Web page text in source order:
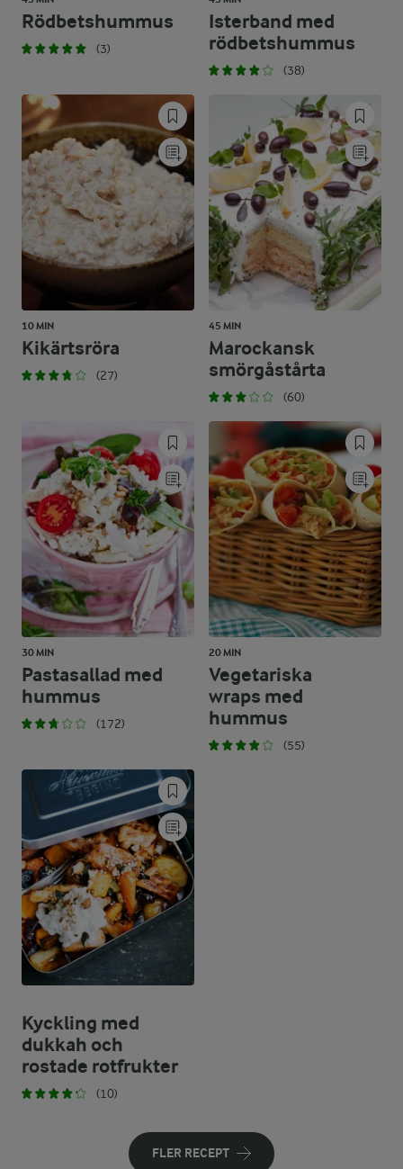
Rödbetshummus
(3)
Isterband med
rödbetshummus
(38)
10 MIN
Kikärtsröra
(27)
45 MIN
Marockansk
smörgåstårta
(60)
30 MIN
Pastasallad med
hummus
(172)
20 MIN
Vegetariska
wraps med
hummus
(55)
Kyckling med
dukkah och
rostade rotfrukter
(10)
FLER RECEPT